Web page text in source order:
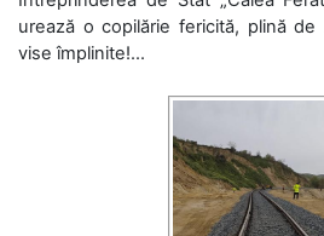
urează o copilărie fericită, plină
vise împlinite!...